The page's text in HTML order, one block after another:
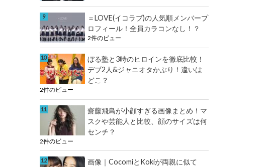
＝LOVE(イコラブ)の人気順メンバープ
ロフィール！全員カラコンなし！？
2件のビュー
ぼる塾と3時のヒロインを徹底比較！
デブ2人&ジャニオタかぶり！違いは
どこ？
2件のビュー
齋藤飛鳥が小顔すぎる画像まとめ！マ
スクや芸能人と比較、顔のサイズは何
センチ？
2件のビュー
画像｜CocomiとKokiが両親に似て